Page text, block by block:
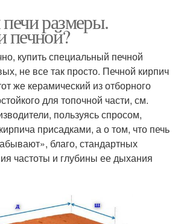
размеры.
печной?
купить специальный печной
не все так просто. Печной кирпич
же керамический из отборного
для топочной части, см.
пользуясь спросом,
присадками, а о том, что печь
благо, стандартных
частоты и глубины ее дыхания